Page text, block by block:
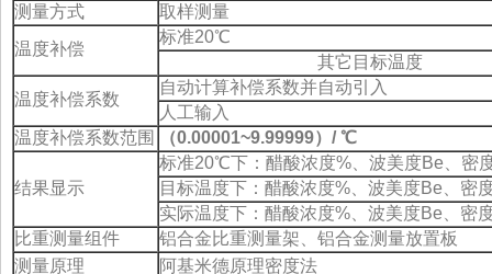
测量方式
取样测量
温度补偿
标准20℃
其它目标温度
温度补偿系数
自动计算补偿系数并自动引入
人工输入
温度补偿系数范围
（0.00001~9.99999） /℃
结果显示
标准20℃下：醋酸浓度%、波美度Be、密
目标温度下：醋酸浓度%、波美度Be、密
实际温度下：醋酸浓度%、波美度Be、密
比重测量组件
铝合金比重测量架、铝合金测量放置板
测量原理
阿基米德原理密度法